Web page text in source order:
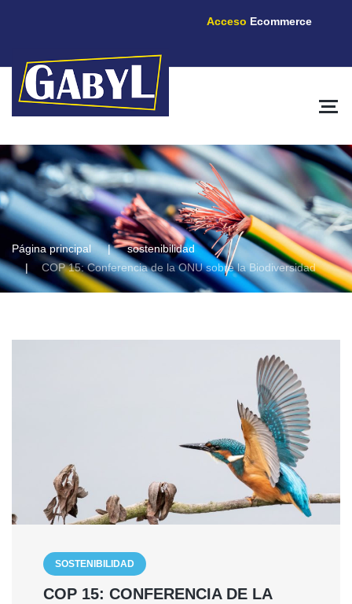
Página principal
sostenibilidad
COP 15: Conferencia de la ONU sobre la Biodiversidad
SOSTENIBILIDAD
COP 15: CONFERENCIA DE LA
Acceso Ecommerce